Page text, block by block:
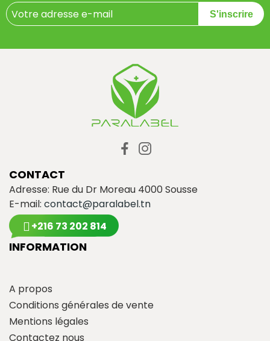
S'inscrire
CONTACT
Adresse: Rue du Dr Moreau 4000 Sousse
E-mail: contact@paralabel.tn
+216 73 202 814
INFORMATION
A propos
Conditions générales de vente
Mentions légales
Contactez nous